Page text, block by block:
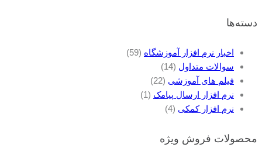
دسته‌ها
اخبار نرم افزار آموزشگاه (59)
سوالات متداول (14)
فیلم های آموزشی (22)
نرم افزار ارسال پیامک (1)
نرم افزار کمکی (4)
محصولات فروش ویژه